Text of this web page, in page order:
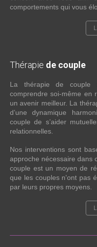
comportements qui vous
Thérapie de couple
La thérapie de couple
comprendre soi-même en
un avenir meilleur. La
d’une dynamique
couple de s’aider
relationnelles.
Nos interventions sont
approche nécessaire dans
couple est un moyen de
que les couples n'ont pas
par leurs propres moyens.